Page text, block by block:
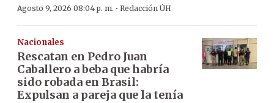
Agosto 9, 2026 08:04 p. m. · Redacción ÚH
Nacionales
Rescatan en Pedro Juan
Caballero a beba que habría
sido robada en Brasil:
Expulsan a pareja que la tenía